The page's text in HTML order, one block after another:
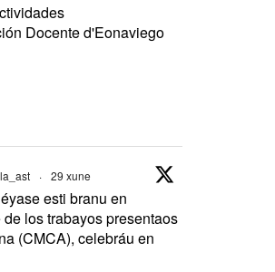
Docente d'Eonaviego
· 29 xune
esti branu en
los trabayos presentaos
(CMCA), celebráu en